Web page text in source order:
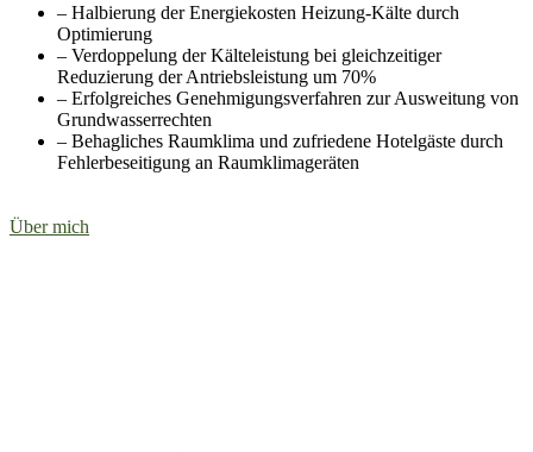
– Halbierung der Energiekosten Heizung-Kälte durch
Optimierung
– Verdoppelung der Kälteleistung bei gleichzeitiger
Reduzierung der Antriebsleistung um 70%
– Erfolgreiches Genehmigungsverfahren zur Ausweitung von
Grundwasserrechten
– Behagliches Raumklima und zufriedene Hotelgäste durch
Fehlerbeseitigung an Raumklimageräten
Über mich